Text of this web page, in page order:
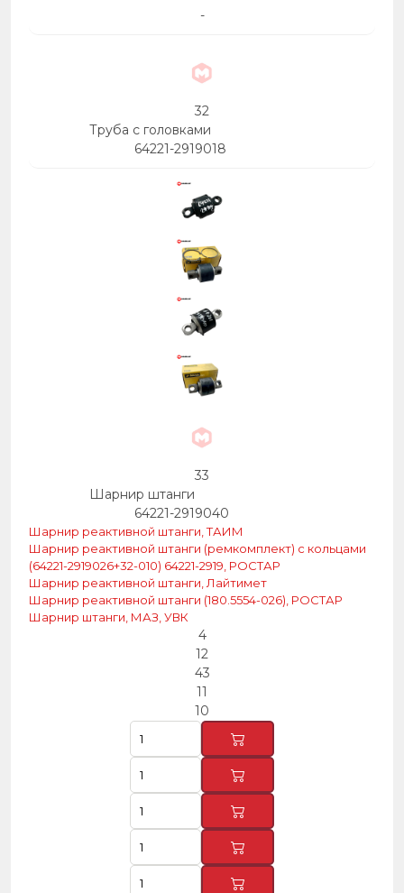
-
32
Труба с головками
64221-2919018
33
Шарнир штанги
64221-2919040
Шарнир реактивной штанги, ТАИМ
Шарнир реактивной штанги (ремкомплект) с кольцами
(64221-2919026+32-010) 64221-2919, РОСТАР
Шарнир реактивной штанги, Лайтимет
Шарнир реактивной штанги (180.5554-026), РОСТАР
Шарнир штанги, МАЗ, УВК
4
12
43
11
10